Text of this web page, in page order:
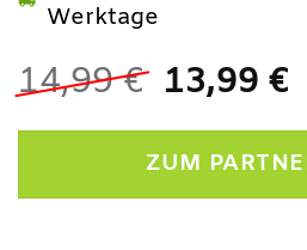
14,99€
war:
14,99 €
13,99 €
Werktage
ZUM